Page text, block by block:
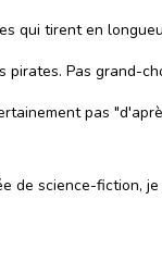
qui tirent en
pirates. Pas grand-
pas
de science-fiction,